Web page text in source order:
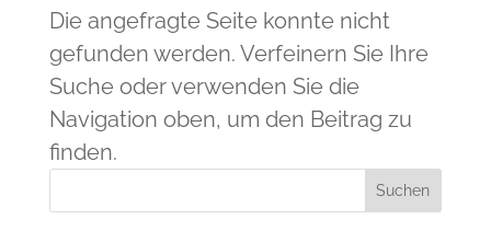
Die angefragte Seite konnte nicht
gefunden werden. Verfeinern Sie Ihre
Suche oder verwenden Sie die
Navigation oben, um den Beitrag zu
finden.